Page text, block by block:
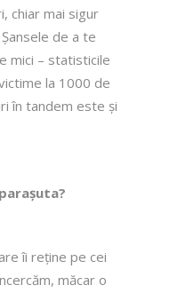
chiar mai sigur
de a te
mici – statisticile
la 1000 de
în tandem este și
îi reține pe cei
măcar o